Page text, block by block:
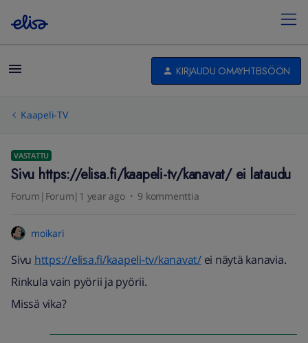
KIRJAUDU OMAYHTEISÖÖN
Kaapeli-TV
VASTATTU
Sivu https://elisa.fi/kaapeli-tv/kanavat/ ei lataudu
Forum|Forum|1 year ago 9 kommenttia
moikari
Sivu https://elisa.fi/kaapeli-tv/kanavat/ei näytä kanavia.
Rinkula vain pyörii ja pyörii.
Missä vika?